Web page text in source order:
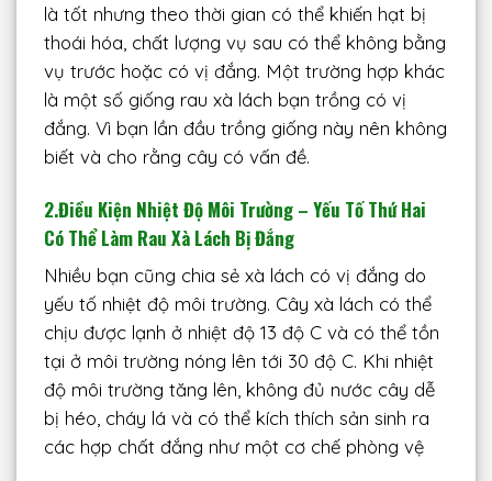
là tốt nhưng theo thời gian có thể khiến hạt bị
thoái hóa, chất lượng vụ sau có thể không bằng
vụ trước hoặc có vị đắng. Một trường hợp khác
là một số giống rau xà lách bạn trồng có vị
đắng. Vì bạn lần đầu trồng giống này nên không
biết và cho rằng cây có vấn đề.
2.Điều Kiện Nhiệt Độ Môi Trường – Yếu Tố Thứ Hai
Có Thể Làm Rau Xà Lách Bị Đắng
Nhiều bạn cũng chia sẻ xà lách có vị đắng do
yếu tố nhiệt độ môi trường. Cây xà lách có thể
chịu được lạnh ở nhiệt độ 13 độ C và có thể tồn
tại ở môi trường nóng lên tới 30 độ C. Khi nhiệt
độ môi trường tăng lên, không đủ nước cây dễ
bị héo, cháy lá và có thể kích thích sản sinh ra
các hợp chất đắng như một cơ chế phòng vệ